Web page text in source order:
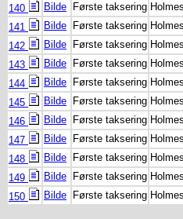
140
Bilde Første taksering
141
Bilde Første taksering
142
Bilde Første taksering
143
Bilde Første taksering
144
Bilde Første taksering
145
Bilde Første taksering
146
Bilde Første taksering
147
Bilde Første taksering
148
Bilde Første taksering
149
Bilde Første taksering
150
Bilde Første taksering